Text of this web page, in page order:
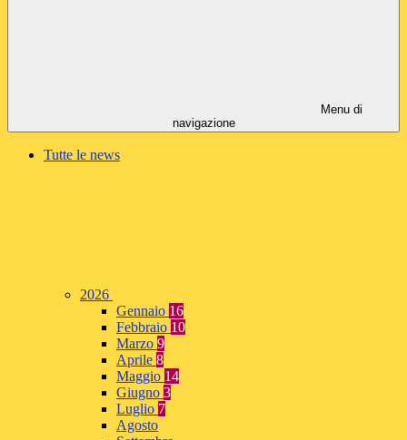
Menu di
navigazione
Tutte le news
2026
Gennaio 16
Febbraio 10
Marzo 9
Aprile 8
Maggio 14
Giugno 3
Luglio 7
Agosto